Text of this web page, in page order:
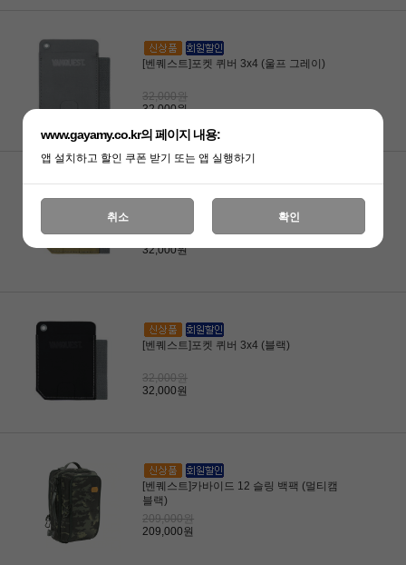
[벤퀘스트]포켓 퀴버 3x4 (울프 그레이)
32,000원
32,000원
[벤퀘스트]포켓 퀴버 3x4 (코요테)
32,000원
32,000원
[벤퀘스트]포켓 퀴버 3x4 (블랙)
32,000원
32,000원
[벤퀘스트]카바이드 12 슬링 백팩 (멀티캠
블랙)
209,000원
209,000원
www.gayamy.co.kr의 페이지 내용:
앱 설치하고 할인 쿠폰 받기 또는 앱 실행하기
취소 확인